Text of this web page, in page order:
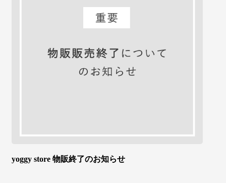
yoggy store 物販終了のお知らせ